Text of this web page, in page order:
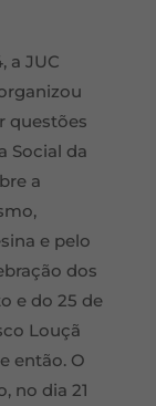
a JUC
questões
Social da
a
e pelo
dos
e do 25 de
Louçã
então. O
no dia 21